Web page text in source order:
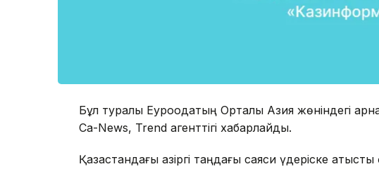
Бұл туралы Еуроодақтың Орталық Азия жөніндегі
Ca-News, Trend агенттігі хабарлайды.
Қазақстандағы қазіргі таңдағы саяси үдеріске қатысты